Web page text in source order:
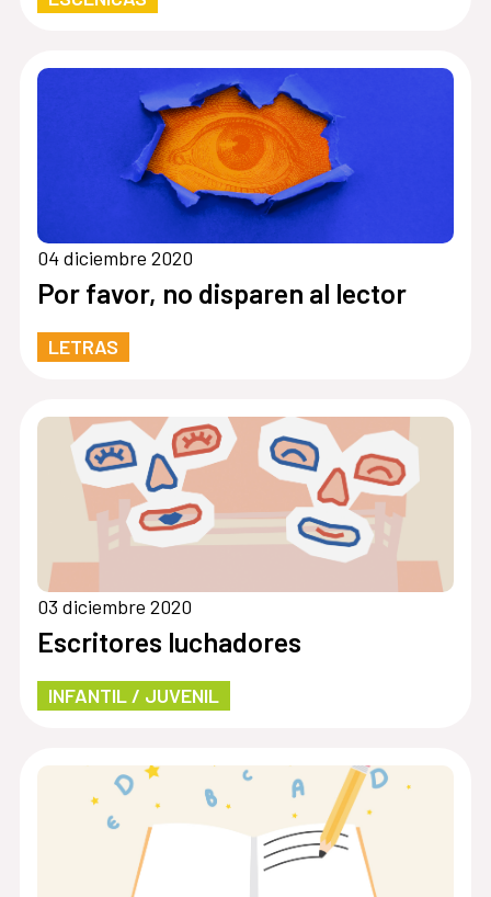
04 diciembre 2020
Por favor, no disparen al lector
LETRAS
03 diciembre 2020
Escritores luchadores
INFANTIL / JUVENIL